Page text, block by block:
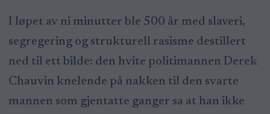
I løpet av ni minutter ble 500 år med slaveri,
segregering og strukturell rasisme destillert
ned til ett bilde: den hvite politimannen Derek
Chauvin knelende på nakken til den svarte
mannen som gjentatte ganger sa at han ikke